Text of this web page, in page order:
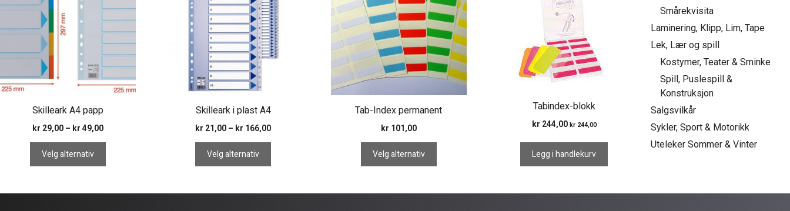
Skilleark A4 papp
kr 29,00 – kr 49,00Prisområde:
Velg alternativ
flere
Alternativene
kan
på
produktsiden
Skilleark i plast A4
kr 21,00 – kr 166,00Prisområde:
Velg alternativ
varianter.
Alternativene
velges
produktsiden
Tab-Index permanent
kr 101,00
Velg alternativ
flere
varianter.
Alternativene
kan
velges
på
produktsiden
Tabindex-blokk
kr 244,00 kr244,00
Legg i handlekurv
Smårekvisita
Laminering, Klipp, Lim, Tape
Lek, Lær og spill
Kostymer, Teater & Sminke
Spill, Puslespill &
Konstruksjon
Salgsvilkår
Sykler, Sport & Motorikk
Uteleker Sommer & Vinter